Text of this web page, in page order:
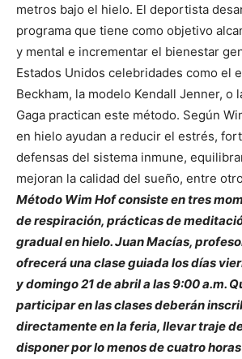
metros bajo el hielo. El deportista
programa que tiene como objetivo
y mental e incrementar el bienestar
Estados Unidos celebridades como el
Beckham, la modelo Kendall Jenner, o
Gaga practican este método. Según
en hielo ayudan a reducir el estrés,
defensas del sistema inmune,
mejoran la calidad del sueño, entre
Método Wim Hof consiste en tres
de respiración, prácticas de
gradual en hielo. Juan Macías,
ofrecerá una clase guiada los días
y domingo 21 de abril a las 9:00 a.m.
participar en las clases deberán
directamente en la feria, llevar traje
disponer por lo menos de cuatro